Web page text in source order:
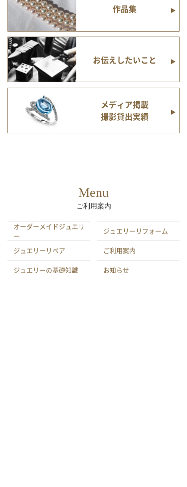
作品集
お伝えしたいこと
メディア掲載
撮影貸出実績
Menu
ご利用案内
オーダーメイドジュエリ
ー
ジュエリーリフォーム
ジュエリーリペア ご利用案内
ジュエリーの基礎知識 お知らせ